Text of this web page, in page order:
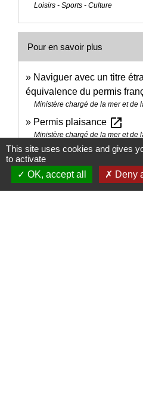
Loisirs - Sports - Culture
Pour en savoir plus
Naviguer avec un titre
équivalence du permis
Ministère chargé de la mer et de
Permis plaisance open_in_new
Ministère chargé de la mer et de
Signaler une
This site uses cookies and gives
to activate
OK, accept all
Deny